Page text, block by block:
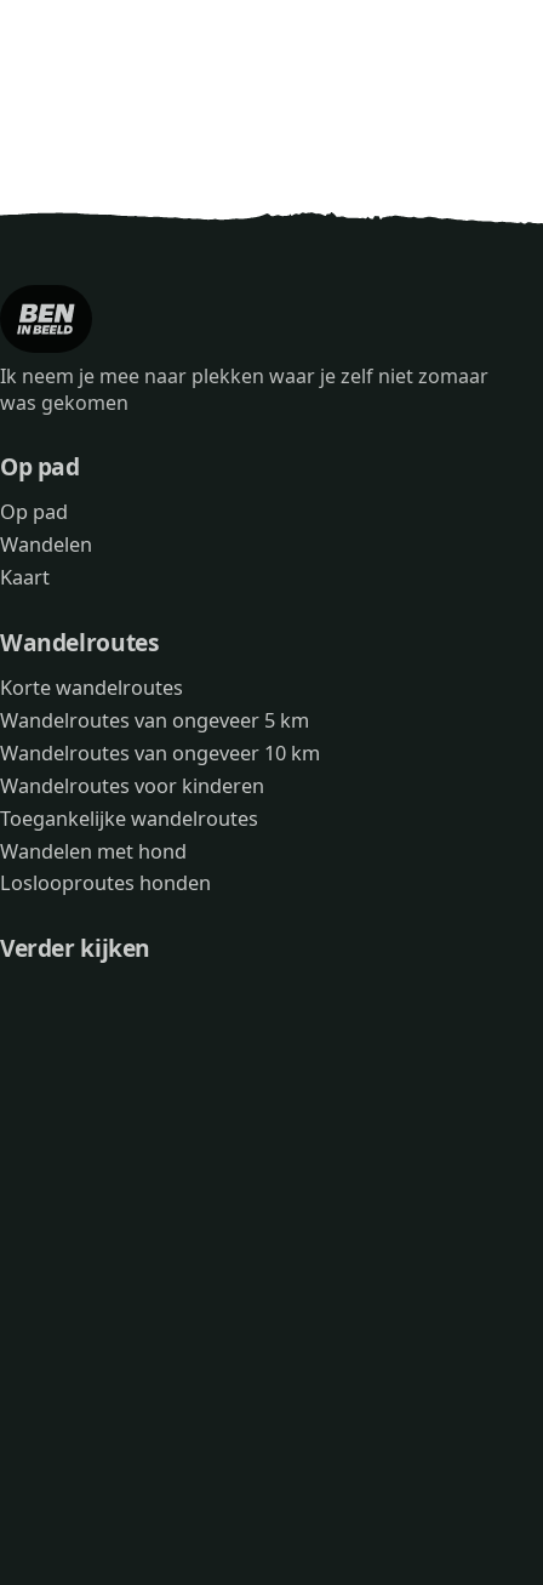
Ik neem je mee naar plekken waar je zelf niet zomaar
was gekomen
Op pad
Op pad
Wandelen
Kaart
Wandelroutes
Korte wandelroutes
Wandelroutes van ongeveer 5 km
Wandelroutes van ongeveer 10 km
Wandelroutes voor kinderen
Toegankelijke wandelroutes
Wandelen met hond
Loslooproutes honden
Verder kijken